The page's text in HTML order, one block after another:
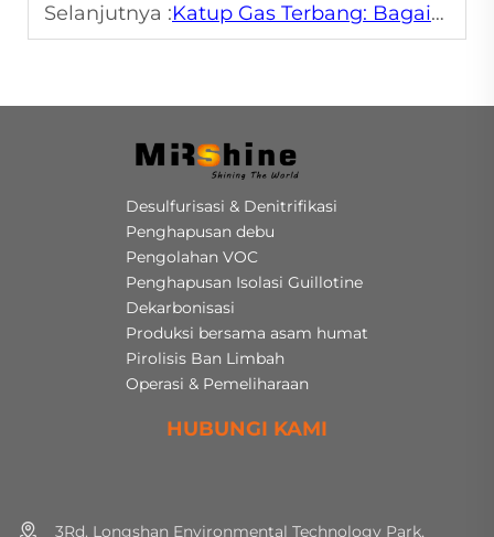
Selanjutnya :Katup Gas Terbang: Bagaimana Cara Kerjanya dan Mengapa Sangat Penting
Desulfurisasi & Denitrifikasi
Penghapusan debu
Pengolahan VOC
Penghapusan Isolasi Guillotine
Dekarbonisasi
Produksi bersama asam humat
Pirolisis Ban Limbah
Operasi & Pemeliharaan
HUBUNGI KAMI
3Rd. Longshan Environmental Technology Park,